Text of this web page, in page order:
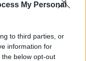
My Personal
to third parties, or
information for
below opt-out